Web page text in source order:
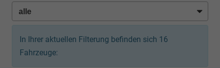
In Ihrer aktuellen Filterung befinden sich 16
Fahrzeuge: